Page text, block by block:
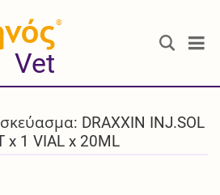
®
Vet
DRAXXIN INJ.SOL
x 1 VIAL x 20ML